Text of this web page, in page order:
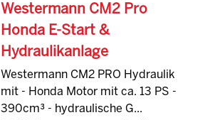
Westermann CM2 Pro
Honda E-Start &
Hydraulikanlage
Westermann CM2 PRO Hydraulik
mit - Honda Motor mit ca. 13 PS -
390cm³ - hydraulische G...